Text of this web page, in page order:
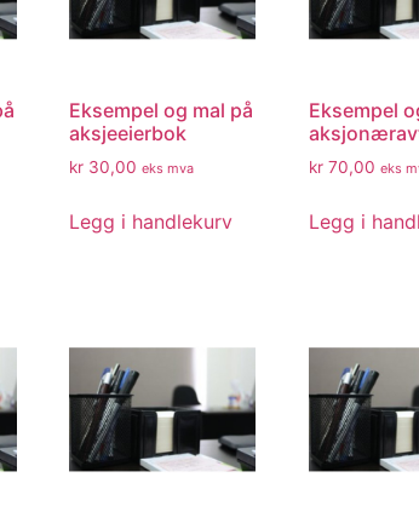
Eksempel og mal på
aksjeeierbok
kr 30,00 eks mva
Legg i handlekurv
Eksempel
kr70,00 eks
Legg i